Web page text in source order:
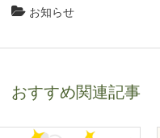
お知らせ
おすすめ関連記事